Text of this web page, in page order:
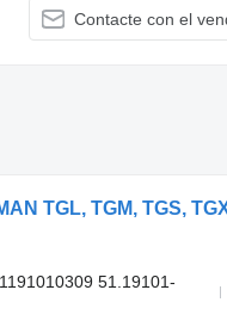
Contacte con el
51.19101-